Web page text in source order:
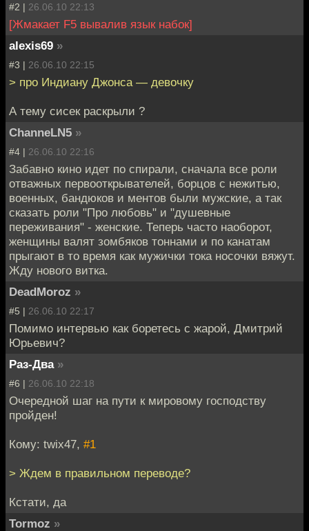
#2 | 26.06.10 22:13
[Жмакает F5 вывалив язык набок]
alexis69 »
#3 | 26.06.10 22:15
> про Индиану Джонса — девочку
А тему сисек раскрыли ?
ChanneLN5 »
#4 | 26.06.10 22:16
Забавно кино идет по спирали, сначала все роли
отважных первооткрывателей, борцов с нежитью,
военных, бандюков и ментов были мужские, а так
сказать роли "Про любовь" и "душевные
переживания" - женские. Теперь часто наоборот,
женщины валят зомбяков тоннами и по канатам
прыгают в то время как мужички тока носочки вяжут.
Жду нового витка.
DeadMoroz »
#5 | 26.06.10 22:17
Помимо интервью как боретесь с жарой, Дмитрий
Юрьевич?
Раз-Два »
#6 | 26.06.10 22:18
Очередной шаг на пути к мировому господству
пройден!
Кому: twix47, #1
> Ждем в правильном переводе?
Кстати, да
Tormoz »